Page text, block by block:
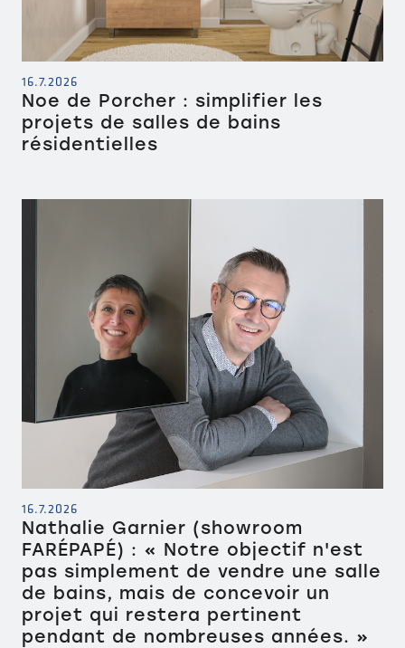
16.7.2026
Noe de Porcher : simplifier les
projets de salles de bains
résidentielles
16.7.2026
Nathalie Garnier (showroom
FARÉPAPÉ) : « Notre objectif n'est
pas simplement de vendre une salle
de bains, mais de concevoir un
projet qui restera pertinent
pendant de nombreuses années. »